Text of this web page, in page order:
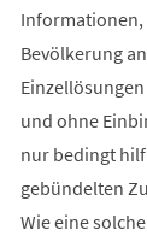
Informationen,
Bevölkerung
und ohne
nur bedingt
gebündelten
Wie eine